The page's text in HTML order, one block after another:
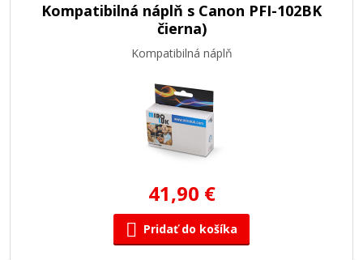
Kompatibilná náplň s Canon PFI-102BK
čierna)
Kompatibilná náplň
41,90 €
Pridať do košíka